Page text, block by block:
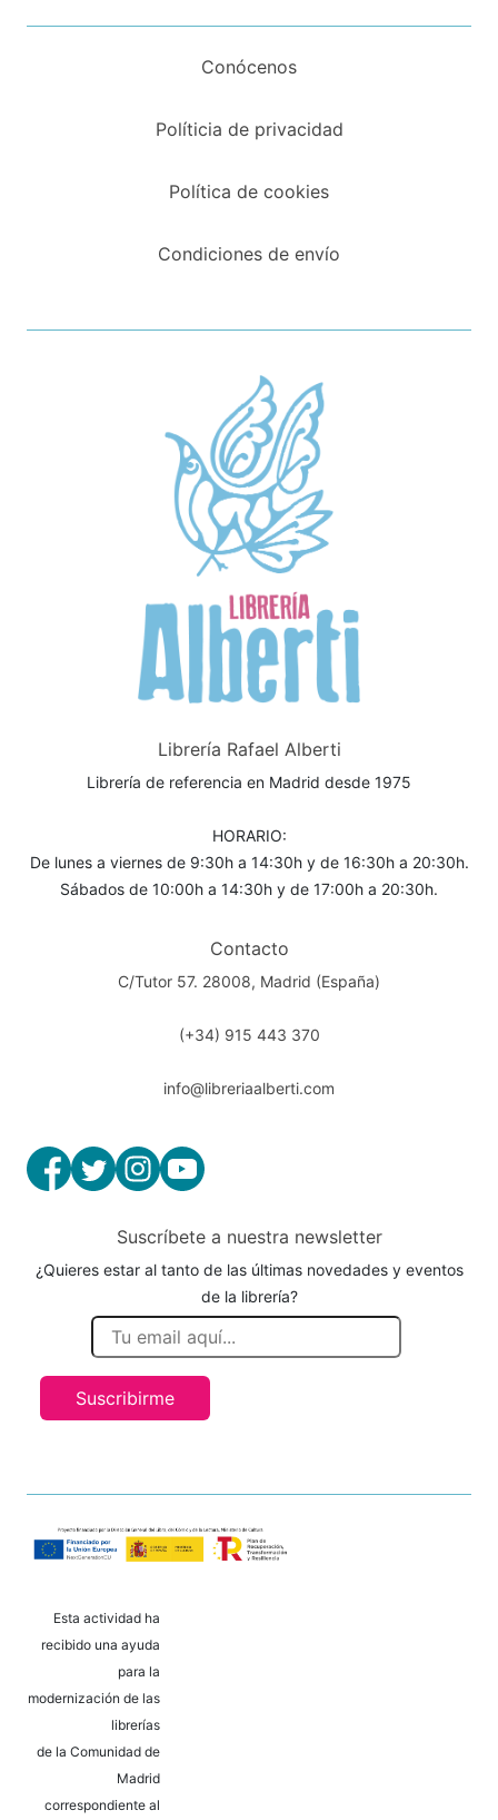
Conócenos
Políticia de privacidad
Política de cookies
Condiciones de envío
Librería Rafael Alberti
Librería de referencia en Madrid desde 1975
HORARIO:
De lunes a viernes de 9:30h a 14:30h y de 16:30h a 20:30h.
Sábados de 10:00h a 14:30h y de 17:00h a 20:30h.
Contacto
C/Tutor 57. 28008, Madrid (España)
(+34) 915 443 370
info@libreriaalberti.com
Suscríbete a nuestra newsletter
¿Quieres estar al tanto de las últimas novedades y eventos
de la librería?
Suscribirme
Esta actividad ha
recibido una ayuda
para la
modernización de las
librerías
de la Comunidad de
Madrid
correspondiente al